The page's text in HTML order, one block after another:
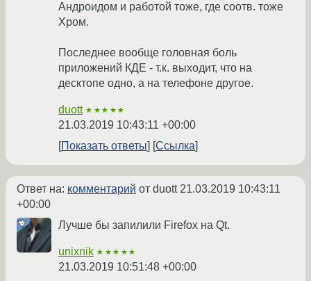
Андроидом и работой тоже, где соотв. тоже
Хром.
Последнее вообще головная боль
приложений КДЕ - т.к. выходит, что на
десктопе одно, а на телефоне другое.
duott ★★★★★
21.03.2019 10:43:11 +00:00
Показать ответы
Ссылка
Ответ на: комментарий от duott21.03.2019 10:43:11
+00:00
Лучше бы запилили Firefox на Qt.
unixnik ★★★★★
21.03.2019 10:51:48 +00:00